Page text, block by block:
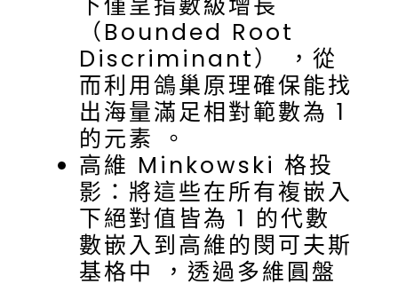
（Bounded Root
Discriminant） ，從
而利用鴿巢原理確保能找
出海量滿足相對範數為 1
的元素 。
高維 Minkowski 格投
影：將這些在所有複嵌入
下絕對值皆為 1 的代數
數嵌入到高維的閔可夫斯
基格中 ，透過多維圓盤